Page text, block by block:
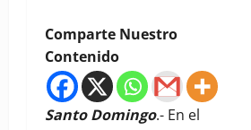
Comparte Nuestro
Contenido
Santo Domingo.- En el